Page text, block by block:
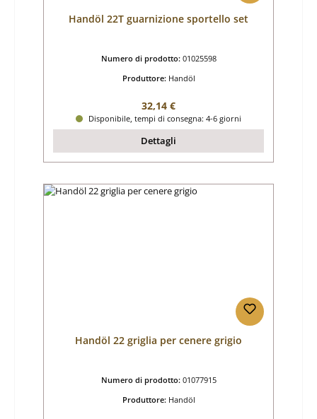
Handöl 22T guarnizione sportello set
Numero di prodotto: 01025598
Produttore: Handöl
Prezzo normale:
32,14 €
Disponibile, tempi di consegna: 4-6 giorni
Dettagli
Handöl 22 griglia per cenere grigio
Numero di prodotto: 01077915
Produttore: Handöl